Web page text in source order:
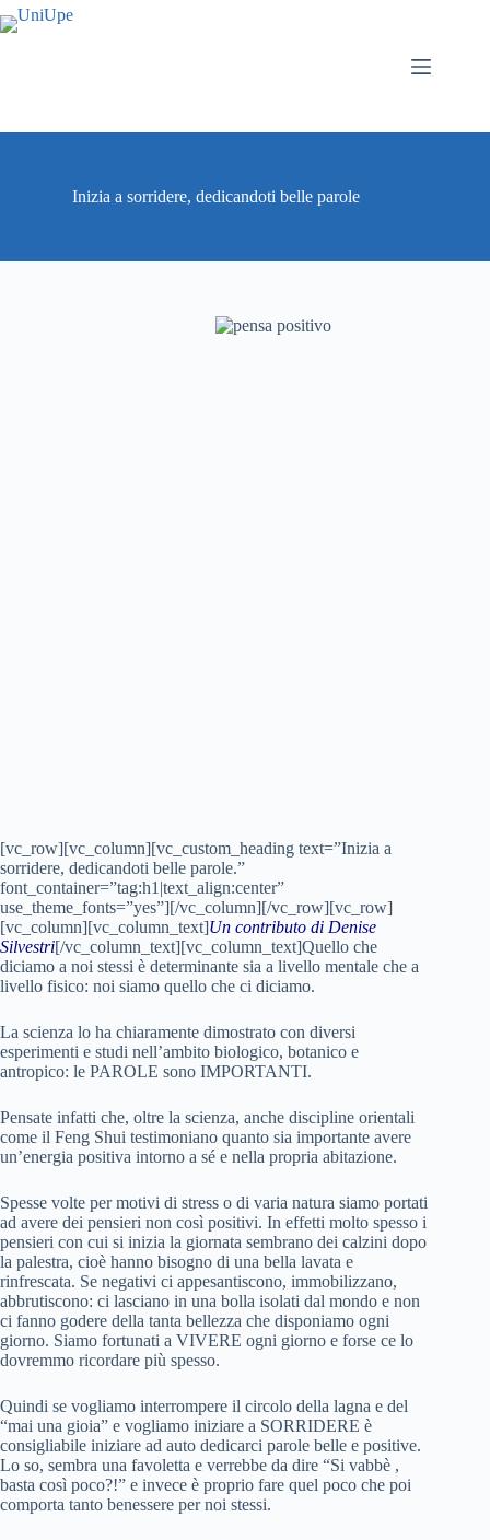
Salta
al
Inizia a sorridere, dedicandoti belle parole
[vc_row][vc_column][vc_custom_heading text=”Inizia a
sorridere, dedicandoti belle parole.”
font_container=”tag:h1|text_align:center”
use_theme_fonts=”yes”][/vc_column][/vc_row][vc_row]
[vc_column][vc_column_text]Un contributo di Denise
Silvestri[/vc_column_text][vc_column_text]Quello che
diciamo a noi stessi è determinante sia a livello mentale che a
livello fisico: noi siamo quello che ci diciamo.
La scienza lo ha chiaramente dimostrato con diversi
esperimenti e studi nell’ambito biologico, botanico e
antropico: le PAROLE sono IMPORTANTI.
Pensate infatti che, oltre la scienza, anche discipline orientali
come il Feng Shui testimoniano quanto sia importante avere
un’energia positiva intorno a sé e nella propria abitazione.
Spesse volte per motivi di stress o di varia natura siamo portati
ad avere dei pensieri non così positivi. In effetti molto spesso i
pensieri con cui si inizia la giornata sembrano dei calzini dopo
la palestra, cioè hanno bisogno di una bella lavata e
rinfrescata. Se negativi ci appesantiscono, immobilizzano,
abbrutiscono: ci lasciano in una bolla isolati dal mondo e non
ci fanno godere della tanta bellezza che disponiamo ogni
giorno. Siamo fortunati a VIVERE ogni giorno e forse ce lo
dovremmo ricordare più spesso.
Quindi se vogliamo interrompere il circolo della lagna e del
“mai una gioia” e vogliamo iniziare a SORRIDERE è
consigliabile iniziare ad auto dedicarci parole belle e positive.
Lo so, sembra una favoletta e verrebbe da dire “Si vabbè ,
basta così poco?!” e invece è proprio fare quel poco che poi
comporta tanto benessere per noi stessi.